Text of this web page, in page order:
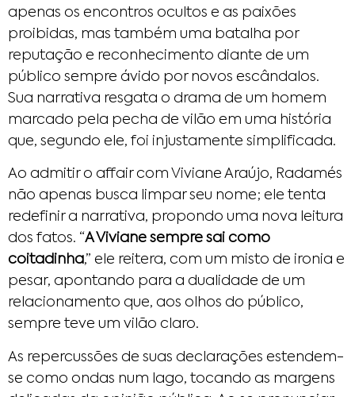
apenas os encontros ocultos e as paixões
proibidas, mas também uma batalha por
reputação e reconhecimento diante de um
público sempre ávido por novos escândalos.
Sua narrativa resgata o drama de um homem
marcado pela pecha de vilão em uma história
que, segundo ele, foi injustamente simplificada.
Ao admitir o affair com Viviane Araújo, Radamés
não apenas busca limpar seu nome; ele tenta
redefinir a narrativa, propondo uma nova leitura
dos fatos. “A Viviane sempre sai como
coitadinha,” ele reitera, com um misto de ironia e
pesar, apontando para a dualidade de um
relacionamento que, aos olhos do público,
sempre teve um vilão claro.
As repercussões de suas declarações estendem-
se como ondas num lago, tocando as margens